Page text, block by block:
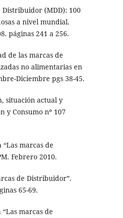
Distribuidor (MDD): 100
a nivel mundial.
páginas 241 a 256.
de las marcas de
no alimentarias en
Diciembre pgs 38-45.
situación actual y
y Consumo nº 107
“Las marcas de
Febrero 2010.
de Distribuidor”.
65-69.
“Las marcas de